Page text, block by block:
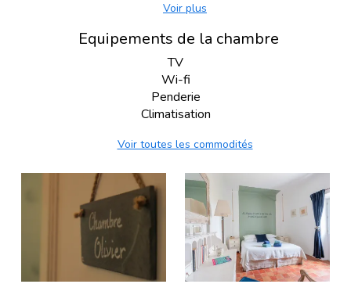
Voir plus
Equipements de la chambre
TV
Wi-fi
Penderie
Climatisation
Voir toutes les commodités